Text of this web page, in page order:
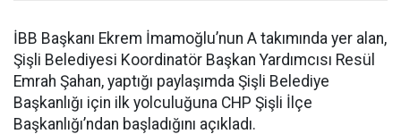
İBB Başkanı Ekrem İmamoğlu’nun A takımında yer alan,
Şişli Belediyesi Koordinatör Başkan Yardımcısı Resül
Emrah Şahan, yaptığı paylaşımda Şişli Belediye
Başkanlığı için ilk yolculuğuna CHP Şişli İlçe
Başkanlığı’ndan başladığını açıkladı.